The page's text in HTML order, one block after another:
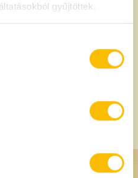
gyűjtöttek.
helyen tartandó